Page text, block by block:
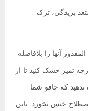
بریدگی، ترک
آنها را بلافاصله
تمیز خشک کنید تا از
که چاقو شما
خیس بخورد. باین